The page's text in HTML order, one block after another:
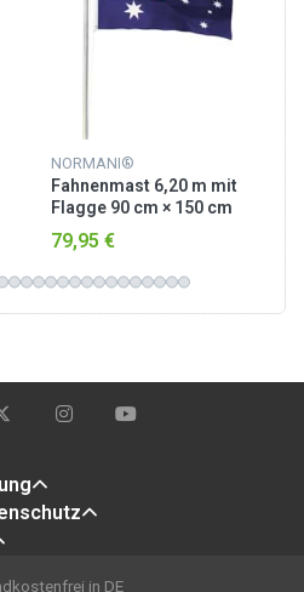
NORMANI®
Fahnenmast 6,20 m mit
Flagge 90 cm × 150 cm
Australien
79,95 €
in DE